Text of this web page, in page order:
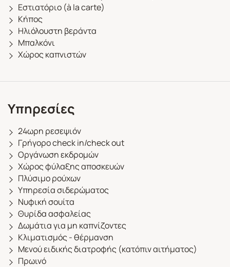
Εστιατόριο (à la carte)
Κήπος
Ηλιόλουστη βεράντα
Μπαλκόνι
Χώρος καπνιστών
Υπηρεσίες
24ωρη ρεσεψιόν
Γρήγορο check in/check out
Οργάνωση εκδρομών
Χώρος φύλαξης αποσκευών
Πλύσιμο ρούχων
Υπηρεσία σιδερώματος
Νυφική σουίτα
Θυρίδα ασφαλείας
Δωμάτια για μη καπνίζοντες
Κλιματισμός - θέρμανση
Μενού ειδικής διατροφής (κατόπιν αιτήματος)
Πρωινό